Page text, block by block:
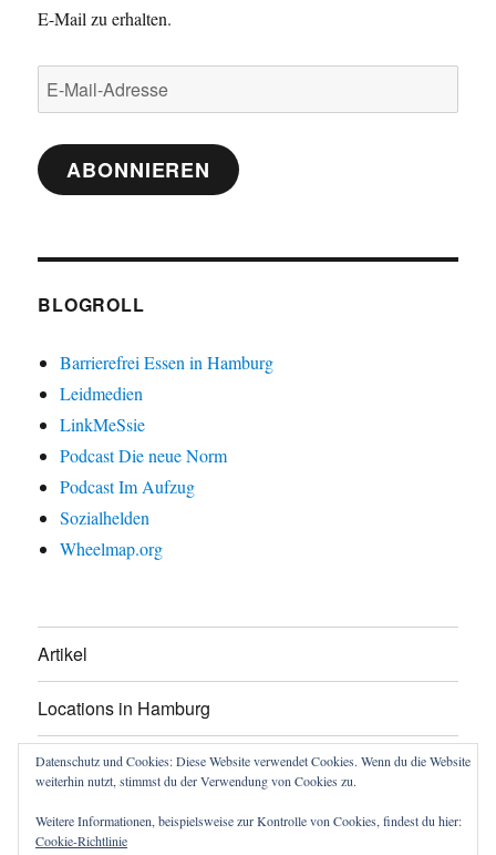
Datenschutz und Cookies: Diese Website verwendet Cookies. Wenn du die Website
weiterhin nutzt, stimmst du der Verwendung von Cookies zu.
Weitere Informationen, beispielsweise zur Kontrolle von Cookies, findest du hier:
Cookie-Richtlinie
E-Mail zu erhalten.
E-
Mail-
Adresse
ABONNIEREN
BLOGROLL
Barrierefrei Essen in Hamburg
Leidmedien
LinkMeSsie
Podcast Die neue Norm
Podcast Im Aufzug
Sozialhelden
Wheelmap.org
Artikel
Locations in Hamburg
Über mich
Über www.blog.behindernisse.de